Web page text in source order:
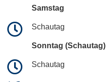
Samstag
Schautag
Sonntag (Schautag)
Schautag